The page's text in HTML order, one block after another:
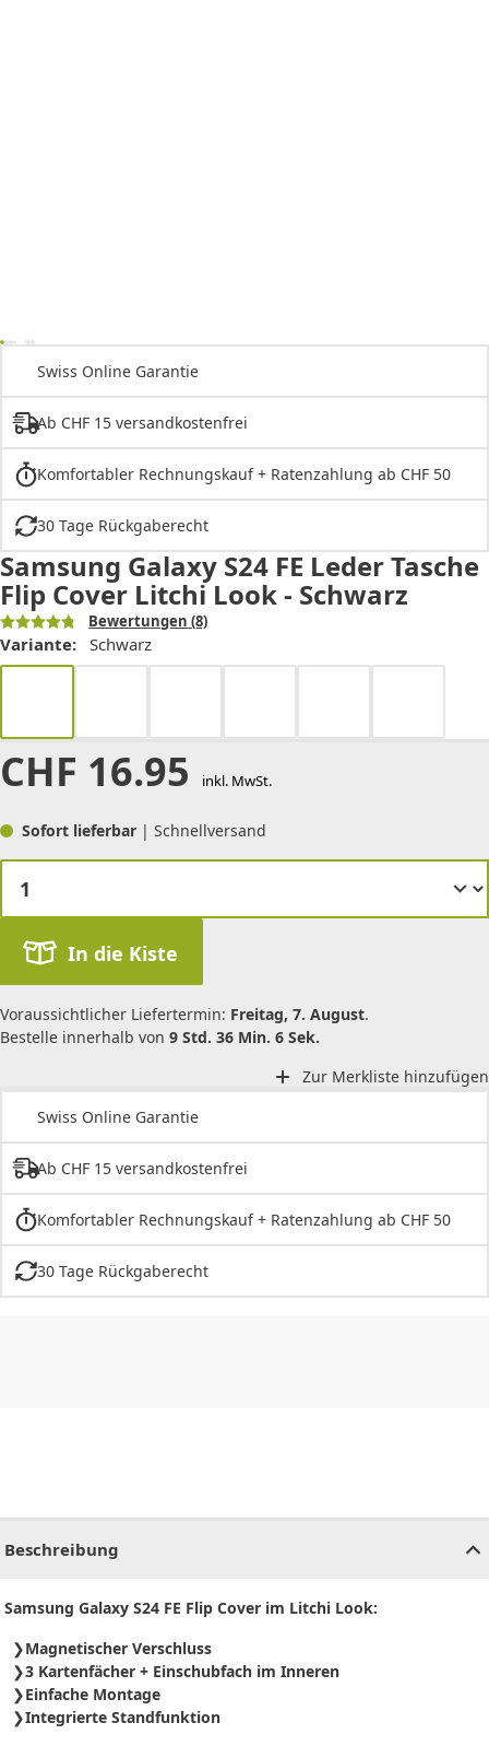
Swiss Online Garantie
Ab CHF 15 versandkostenfrei
Komfortabler Rechnungskauf + Ratenzahlung ab CHF 50
30 Tage Rückgaberecht
Samsung Galaxy S24 FE Leder Tasche
Flip Cover Litchi Look - Schwarz
Bewertungen (8)
Variante: Schwarz
CHF 16.95 inkl. MwSt.
Sofort lieferbar | Schnellversand
In die Kiste
Voraussichtlicher Liefertermin: Freitag, 7. August.
Bestelle innerhalb von 9 Std. 36 Min. 6 Sek.
Zur Merkliste hinzufügen
Swiss Online Garantie
Ab CHF 15 versandkostenfrei
Komfortabler Rechnungskauf + Ratenzahlung ab CHF 50
30 Tage Rückgaberecht
Beschreibung
Samsung Galaxy S24 FE Flip Cover im Litchi Look:
Magnetischer Verschluss
3 Kartenfächer + Einschubfach im Inneren
Einfache Montage
Integrierte Standfunktion